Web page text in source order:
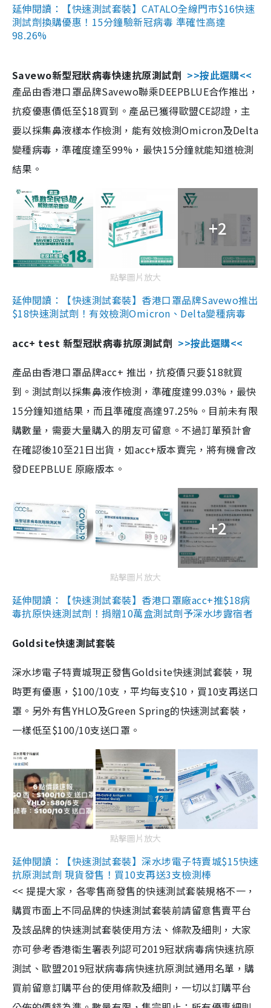
延伸閱讀：【快速測試套裝】CATALO全線門市$16快速
測試劑換購優惠！15分鐘驗新冠病毒 準確性高達
98.26%
Savewo新型冠狀病毒快速抗原測試劑 >>按此選購<<
產品由香港口罩品牌Savewo聯乘DEEPBLUE合作推出，
抗疫優惠價低至$18買到。產品已獲得歐盟CE認證，主
要以採集鼻液樣本作檢測，能有效檢測Omicron及Delta
變種病毒，準確度達至99%，最快15分鐘就能知道檢測
結果。
+2
點擊圖片放大
延伸閱讀：【快速測試套裝】香港口罩品牌Savewo推出
$18快速測試劑！有效檢測Omicron、Delta變種病毒
acc+ test 新型冠狀病毒抗原測試劑 >>按此選購<<
產品由香港口罩品牌acc+ 推出，抗疫價只要$18就買
到。測試劑以採集鼻液作檢測，準確度達99.03%，最快
15分鐘知道結果，而且準確度高達97.25%。目前未有限
購數量，需要大量購入的朋友可留意。不過訂單預計會
在確認後10至21日出貨，如acc+版本賣完，將有機會改
發DEEPBLUE 原廠版本。
+2
點擊圖片放大
延伸閱讀：【快速測試套裝】香港口罩廠acc+推$18病
毒抗原快速測試劑！捐贈10萬盒測試劑予深水埗露宿者
Goldsite快速測試套裝
深水埗電子特賣城現正發售Goldsite快速測試套裝，現
時更有優惠，$100/10支，平均每支$10，買10支再送口
罩。另外有售YHLO及Green Spring的快速測試套裝，
一樣低至$100/10支送口罩。
點擊圖片放大
延伸閱讀：【快速測試套裝】深水埗電子特賣城$15快速
抗原測試劑 現貨發售！買10支再送3支檢測棒
<< 提提大家，各零售商發售的快速測試套裝規格不一，
購買市面上不同品牌的快速測試套裝前請留意售賣平台
及該品牌的快速測試套裝使用方法、條款及細則，大家
亦可參考香港衞生署表列認可2019冠狀病毒病快速抗原
測試、歐盟2019冠狀病毒病快速抗原測試通用名單，購
買前留意訂購平台的使用條款及細則，一切以訂購平台